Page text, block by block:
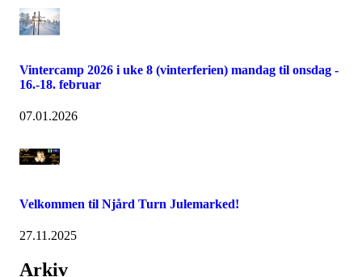
Vintercamp 2026 i uke 8 (vinterferien) mandag til onsdag -
16.-18. februar
07.01.2026
Velkommen til Njård Turn Julemarked!
27.11.2025
Arkiv